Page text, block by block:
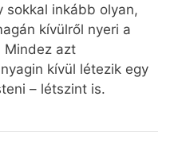
sokkal inkább olyan,
kívülről nyeri a
Mindez azt
kívül létezik egy
– létszint is.